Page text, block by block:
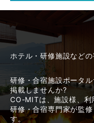
ホテル・研修施設など
研修・合宿施設ポータル
掲載しませんか?
CO-MITは、施設様、利
研修・合宿専門家が監
す。